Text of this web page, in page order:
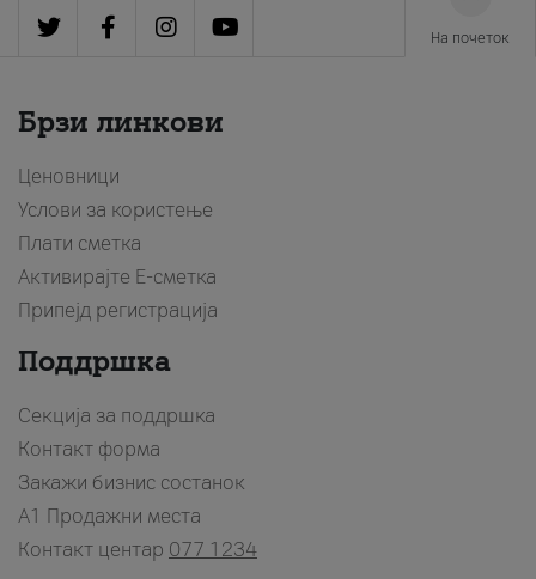
На почеток
Брзи линкови
Ценовници
Услови за користење
Плати сметка
Активирајте Е-сметка
Припејд регистрација
Поддршка
Секција за поддршка
Контакт форма
Закажи бизнис состанок
A1 Продажни места
Контакт центар 077 1234